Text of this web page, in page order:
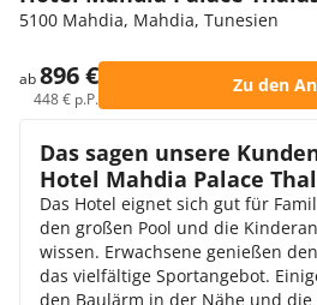
5100 Mahdia, Mahdia, Tunesien
ab896 €
448 € p.P.
Zu den
Das sagen unsere
Hotel Mahdia Palace
Das Hotel eignet sich gut für
den großen Pool und die
wissen. Erwachsene genießen
das vielfältige Sportangebot.
den Baulärm in der Nähe und die